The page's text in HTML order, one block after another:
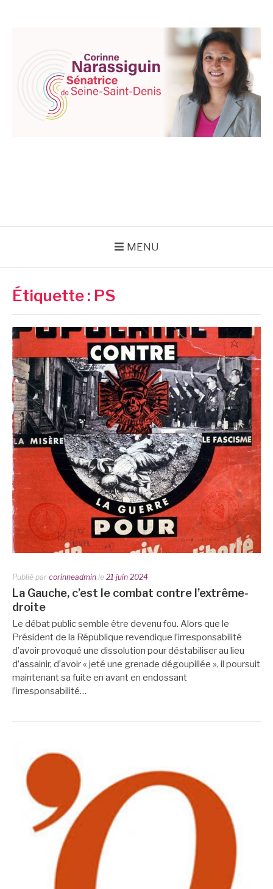
MENU
Étiquette : PS
Publié par corinneadmin le 21 juin 2024
La Gauche, c’est le combat contre l’extrême-
droite
Le débat public semble être devenu fou. Alors que le
Président de la République revendique l’irresponsabilité
d’avoir provoqué une dissolution pour déstabiliser au lieu
d’assainir, d’avoir « jeté une grenade dégoupillée », il poursuit
maintenant sa fuite en avant en endossant
l’irresponsabilité…